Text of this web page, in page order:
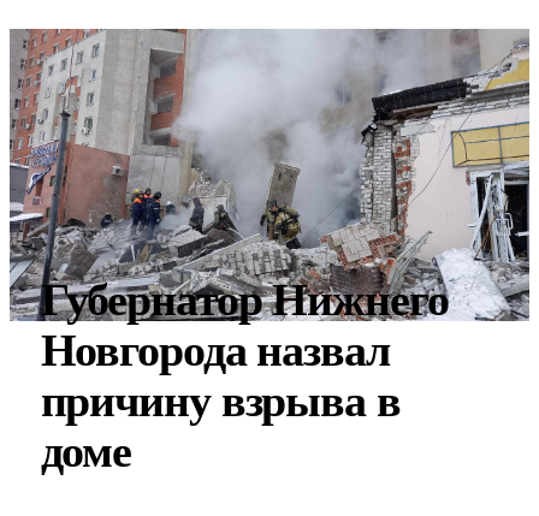
Губернатор Нижнего
Новгорода назвал
причину взрыва в
доме